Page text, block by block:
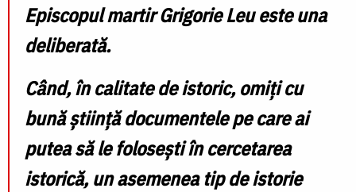
Episcopul martir Grigorie Leu este una
deliberată.
Când, în calitate de istoric, omiți cu
bună știință documentele pe care ai
putea să le folosești în cercetarea
istorică,un asemenea tip de istorie